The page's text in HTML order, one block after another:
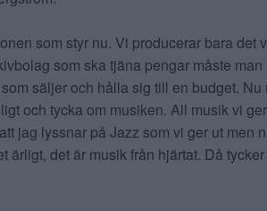
som styr nu. Vi producerar bara det
som ska tjäna pengar måste
säljer och hålla sig till en budget. Nu
och tycka om musiken. All musik vi
jag lyssnar på Jazz som vi ger ut men
ärligt, det är musik från hjärtat. Då